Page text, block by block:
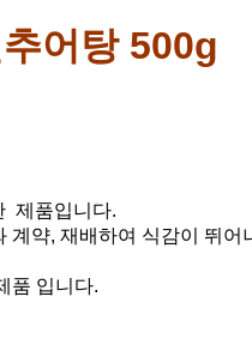
어탕 500g
제품입니다.
계약, 재배하여 식감이 뛰어
품 입니다.